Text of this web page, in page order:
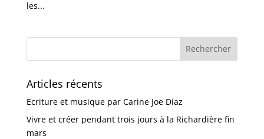
les...
Articles récents
Ecriture et musique par Carine Joe Diaz
Vivre et créer pendant trois jours à la Richardière fin
mars